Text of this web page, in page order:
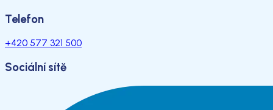
Telefon
+420 577 321 500
Sociální sítě